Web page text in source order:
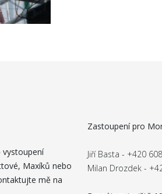
Maxíků nebo
mě na
Zastoupení pro
Jiří Basta - +420
Milan Drozdek -